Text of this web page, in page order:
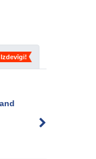
Izdevīgi!